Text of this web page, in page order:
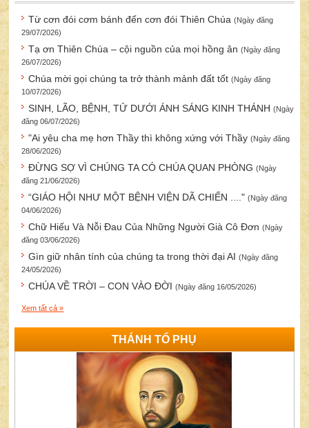
Từ cơn đói cơm bánh đến cơn đói Thiên Chúa(Ngày đăng
29/07/2026)
Tạ ơn Thiên Chúa – cội nguồn của mọi hồng ân(Ngày đăng
26/07/2026)
Chúa mời gọi chúng ta trở thành mảnh đất tốt(Ngày đăng
10/07/2026)
SINH, LÃO, BỆNH, TỬ DƯỚI ÁNH SÁNG KINH THÁNH(Ngày
đăng 06/07/2026)
"Ai yêu cha mẹ hơn Thầy thì không xứng với Thầy(Ngày đăng
28/06/2026)
ĐỪNG SỢ VÌ CHÚNG TA CÓ CHÚA QUAN PHÒNG(Ngày
đăng 21/06/2026)
“GIÁO HỘI NHƯ MỘT BỆNH VIỆN DÃ CHIẾN ...."(Ngày đăng
04/06/2026)
Chữ Hiếu Và Nỗi Đau Của Những Người Già Cô Đơn(Ngày
đăng 03/06/2026)
Gìn giữ nhân tính của chúng ta trong thời đại AI(Ngày đăng
24/05/2026)
CHÚA VỀ TRỜI – CON VÀO ĐỜI(Ngày đăng 16/05/2026)
Xem tất cả »
THÁNH TỔ PHỤ